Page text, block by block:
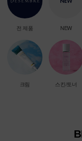
전 제품 NEW
크림 스킨/토너